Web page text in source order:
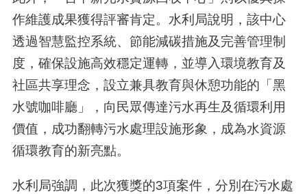
作維護成果獲得評審肯定。水利局說明，該中心
透過智慧監控系統、節能減碳措施及完善管理制
度，確保設施高效穩定運轉，並導入環境教育及
社區共享理念，設立兼具教育與休憩功能的「黑
水號咖啡廳」，向民眾傳達污水再生及循環利用
價值，成功翻轉污水處理設施形象，成為水資源
循環教育的新亮點。
水利局強調，此次獲獎的3項案件，分別在污水處